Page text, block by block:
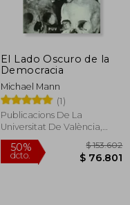
50%
dcto.
$
$
El Lado Oscuro de la
Democracia
Michael Mann
(1)
Publicacions De La
Universitat De València,
2009, 1 Edición, Tapa
Blanda, Nuevo